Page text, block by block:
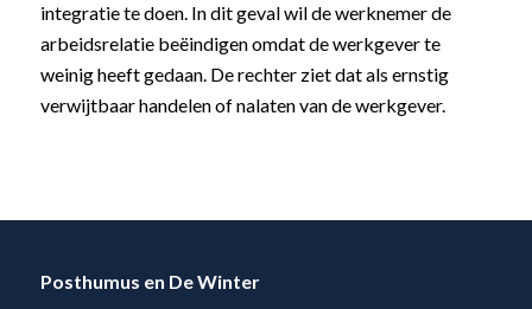
integratie te doen. In dit geval wil de werknemer de
arbeidsrelatie beëindigen omdat de werkgever te
weinig heeft gedaan. De rechter ziet dat als ernstig
verwijtbaar handelen of nalaten van de werkgever.
Posthumus en De Winter